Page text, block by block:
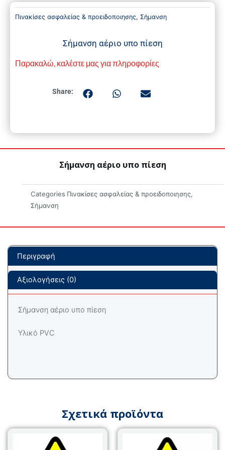
Πινακίσες ασφαλείας & προειδοποιησης, Σήμανση
Σήμανση αέριο υπο πίεση
Παρακαλώ, καλέστε μας για πληροφορίες
Share:
Σήμανση αέριο υπο πίεση
Categories Πινακίσες ασφαλείας & προειδοποιησης,
Σήμανση
Περιγραφή
Αξιολογήσεις (0)
Σήμανση αέριο υπο πίεση
Υλικό PVC
Σχετικά προϊόντα